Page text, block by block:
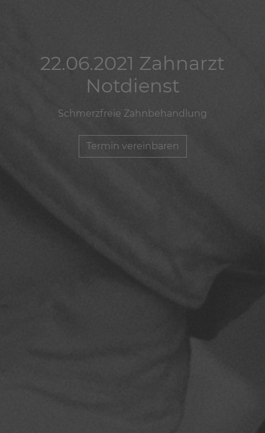
22.06.2021 Zahnarzt
Notdienst
Schmerzfreie Zahnbehandlung
Termin vereinbaren
22.06.2021 Zahnarzt
Notdienst
Schmerzfreie Zahnbehandlung
Termin vereinbaren
22.06.2021 Zahnarzt
Notdienst
Schmerzfreie Zahnbehandlung
Termin vereinbaren